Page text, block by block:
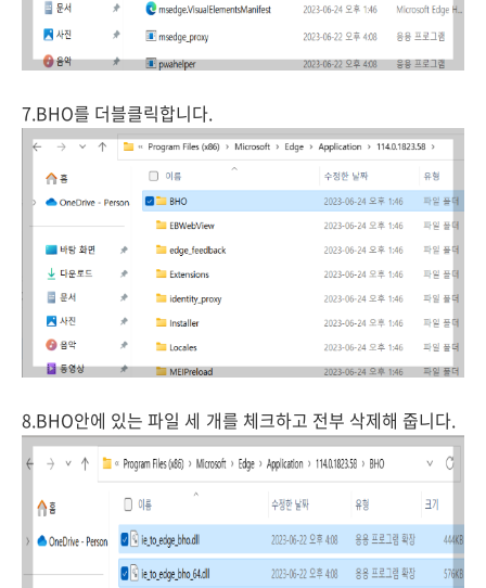
7.BHO를 더블클릭합니다.
8.BHO안에 있는 파일 세 개를 체크하고 전부 삭제해 줍니다.